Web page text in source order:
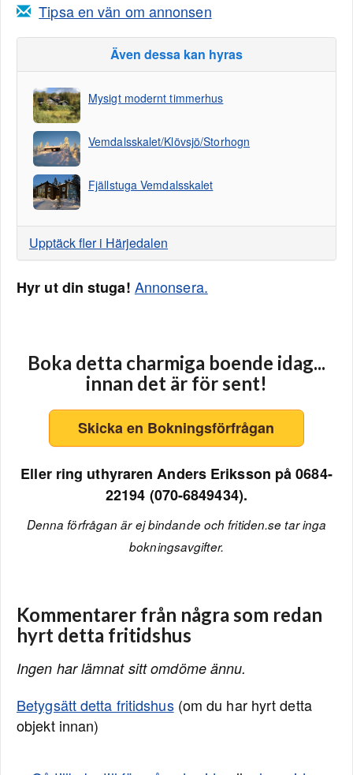
Tipsa en vän om annonsen
Även dessa kan hyras
Mysigt modernt timmerhus
Vemdalsskalet/Klövsjö/Storhogn
Fjällstuga Vemdalsskalet
Upptäck fler i Härjedalen
Hyr ut din stuga! Annonsera.
Boka detta charmiga boende idag...
innan det är för sent!
Skicka en Bokningsförfrågan
Eller ring uthyraren Anders Eriksson på 0684-
22194 (070-6849434).
Denna förfrågan är ej bindande och fritiden.se tar inga
bokningsavgifter.
Kommentarer från några som redan
hyrt detta fritidshus
Ingen har lämnat sitt omdöme ännu.
Betygsätt detta fritidshus(om du har hyrt detta
objekt innan)